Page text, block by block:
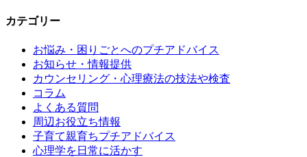
カテゴリー
お悩み・困りごとへのプチアドバイス
お知らせ・情報提供
カウンセリング・心理療法の技法や検査
コラム
よくある質問
周辺お役立ち情報
子育て親育ちプチアドバイス
心理学を日常に活かす